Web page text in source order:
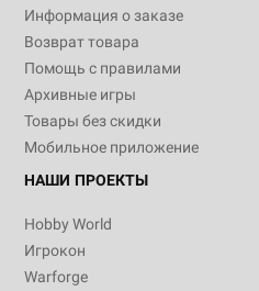
Информация о заказе
Возврат товара
Помощь с правилами
Архивные игры
Товары без скидки
Мобильное приложение
НАШИ ПРОЕКТЫ
Hobby World
Игрокон
Warforge